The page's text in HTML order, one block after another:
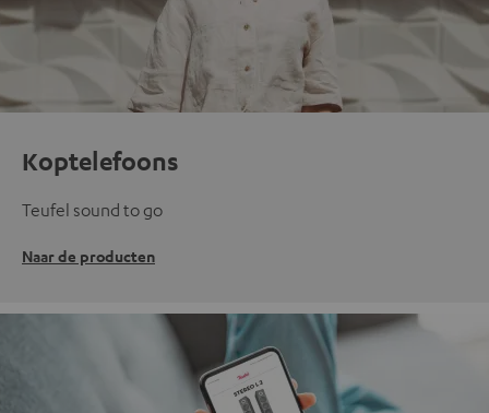
Koptelefoons
Teufel sound to go
Naar de producten